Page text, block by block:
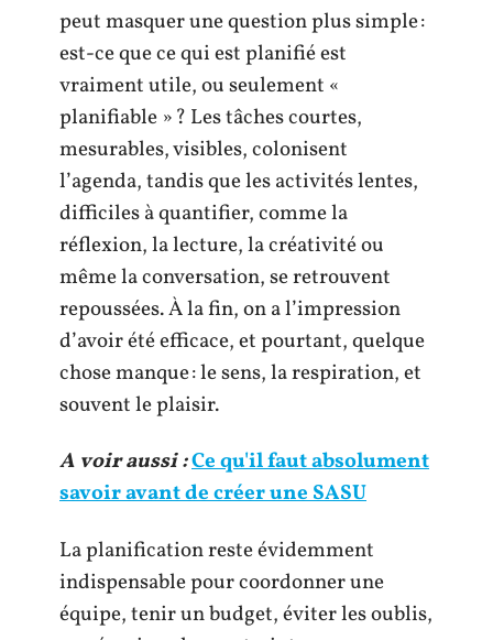
peut masquer une question plus simple :
est-ce que ce qui est planifié est
vraiment utile, ou seulement «
planifiable » ? Les tâches courtes,
mesurables, visibles, colonisent
l’agenda, tandis que les activités lentes,
difficiles à quantifier, comme la
réflexion, la lecture, la créativité ou
même la conversation, se retrouvent
repoussées. À la fin, on a l’impression
d’avoir été efficace, et pourtant, quelque
chose manque : le sens, la respiration, et
souvent le plaisir.
A voir aussi :Ce qu'il faut absolument
savoir avant de créer une SASU
La planification reste évidemment
indispensable pour coordonner une
équipe, tenir un budget, éviter les oublis,